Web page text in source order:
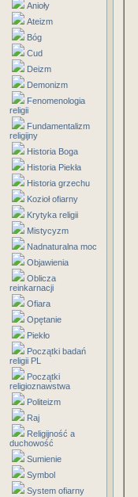
Anioły
Ateizm
Bóg
Cud
Deizm
Demonizm
Fenomenologia
religii
Fundamentalizm
religijny
Historia Boga
Historia Piekła
Historia grzechu
Kozioł ofiarny
Krytyka religii
Mistycyzm
Nadnaturalna moc
Objawienia
Oblicza
reinkarnacji
Ofiara
Opętanie
Piekło
Początki badań
religii PL
Początki
religioznawstwa
Politeizm
Raj
Religijność a
duchowość
Sumienie
Symbol
System ofiarny